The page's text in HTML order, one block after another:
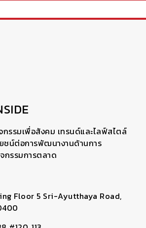
รรมเพื่อสังคม เทรนด์และไลฟ์สไตล์
ชน์ต่อการพัฒนางานด้านการ
กรรมการตลาด
Floor 5 Sri-Ayutthaya Road,